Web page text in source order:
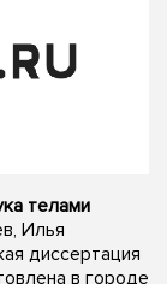
телами
Илья
диссертация
в городе